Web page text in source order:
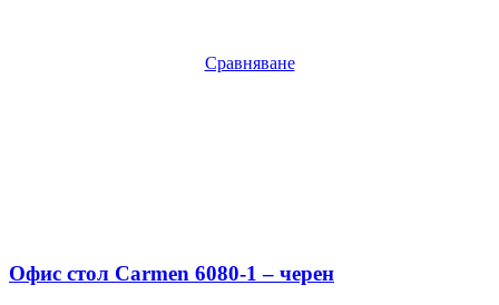
Сравняване
Офис стол Carmen 6080-1 – черен